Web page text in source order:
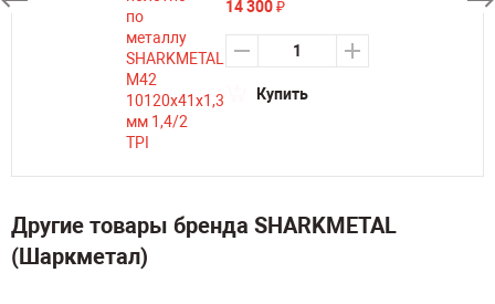
14 300₽
Купить
Другие товары бренда SHARKMETAL
(Шаркметал)